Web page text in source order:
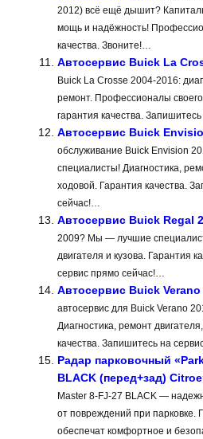
2012) всё ещё дышит?
мощь и надёжность!
качества. Звоните!…
Автосервис Buick La
Buick La Crosse 2004-2016:
ремонт. Профессионалы
гарантия качества.
Автосервис Buick
обслуживание Buick Envision
специалисты! Диагностика,
ходовой. Гарантия качества.
сейчас!…
Автосервис Buick Regal
2009? Мы — лучшие
двигателя и кузова. Гарантия
сервис прямо сейчас!…
Автосервис Buick Verano
автосервис для Buick Verano
Диагностика, ремонт
качества. Запишитесь на
Радар парковочный
BLACK (перед+зад)
Master 8-FJ-27 BLACK —
от повреждений при парковке.
обеспечат комфортное и